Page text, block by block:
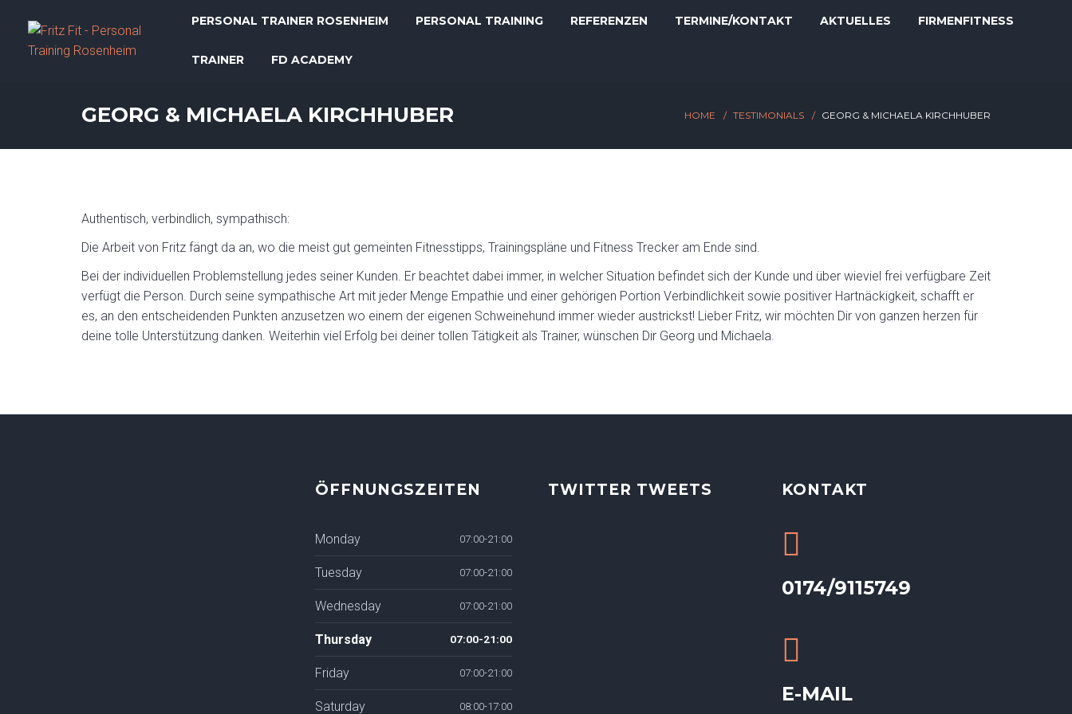
PERSONAL TRAINER ROSENHEIM PERSONAL TRAINING REFERENZEN TERMINE/KONTAKT AKTUELLES FIRMENFITNESS
TRAINER FD ACADEMY
GEORG & MICHAELA KIRCHHUBER HOME TESTIMONIALS GEORG & MICHAELA KIRCHHUBER
Authentisch, verbindlich, sympathisch:
Die Arbeit von Fritz fängt da an, wo die meist gut gemeinten Fitnesstipps, Trainingspläne und Fitness Trecker am Ende sind.
Bei der individuellen Problemstellung jedes seiner Kunden. Er beachtet dabei immer, in welcher Situation befindet sich der Kunde und über wieviel frei verfügbare Zeit
verfügt die Person. Durch seine sympathische Art mit jeder Menge Empathie und einer gehörigen Portion Verbindlichkeit sowie positiver Hartnäckigkeit, schafft er
es, an den entscheidenden Punkten anzusetzen wo einem der eigenen Schweinehund immer wieder austrickst! Lieber Fritz, wir möchten Dir von ganzen herzen für
deine tolle Unterstützung danken. Weiterhin viel Erfolg bei deiner tollen Tätigkeit als Trainer, wünschen Dir Georg und Michaela.
ÖFFNUNGSZEITEN
Monday 07:00-21:00
Tuesday 07:00-21:00
Wednesday 07:00-21:00
Thursday 07:00-21:00
Friday 07:00-21:00
Saturday 08:00-17:00
TWITTER TWEETS KONTAKT
0174/9115749
E-MAIL